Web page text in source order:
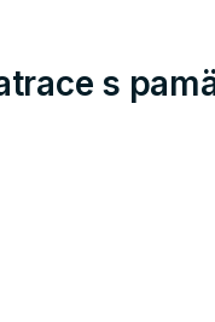
s